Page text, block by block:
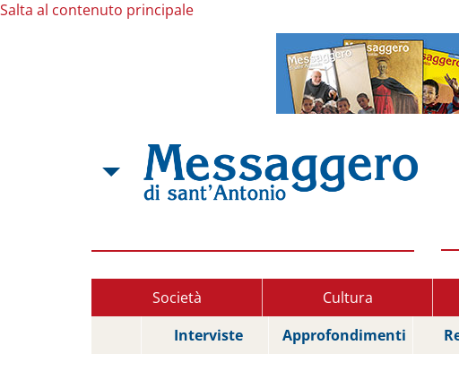
Salta al contenuto principale
Società Cultura
Interviste
Approfondimenti